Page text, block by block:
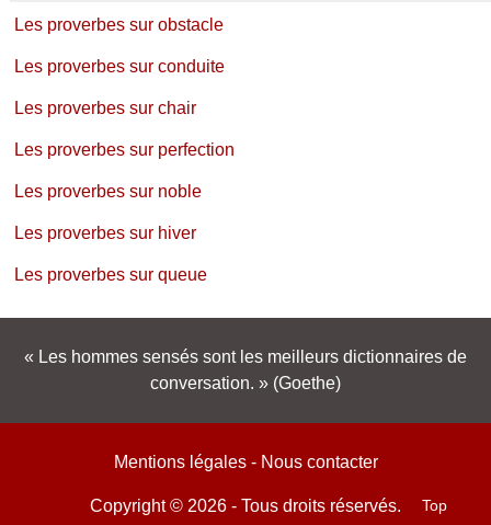
Les proverbes sur obstacle
Les proverbes sur conduite
Les proverbes sur chair
Les proverbes sur perfection
Les proverbes sur noble
Les proverbes sur hiver
Les proverbes sur queue
Les hommes sensés sont les meilleurs dictionnaires de
conversation.
(Goethe)
Mentions légales- Nous contacter
Copyright © 2026 - Tous droits réservés. Top